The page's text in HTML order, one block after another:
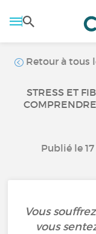
Retour à tous
STRESS ET
Publié le 17
Vous
vous